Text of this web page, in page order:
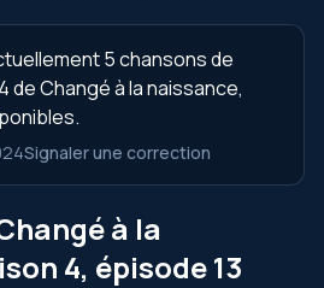
5 chansons de
de Changé à la naissance,
Signaler une correction
à la
4, épisode 13